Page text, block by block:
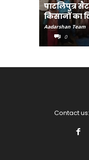
पाटलिपुत्र
किसानों का
Aadarshan Team
0
Contact us: